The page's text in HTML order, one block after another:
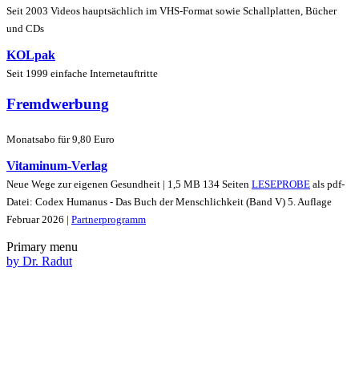
Seit 2003 Videos hauptsächlich im VHS-Format sowie Schallplatten, Bücher
und CDs
KOLpak
Seit 1999 einfache Internetauftritte
Fremdwerbung
Monatsabo für 9,80 Euro
Vitaminum-Verlag
Neue Wege zur eigenen Gesundheit | 1,5 MB 134 Seiten LESEPROBE als pdf-
Datei: Codex Humanus - Das Buch der Menschlichkeit (Band V) 5. Auflage
Februar 2026 | Partnerprogramm
Primary menu
by Dr. Radut